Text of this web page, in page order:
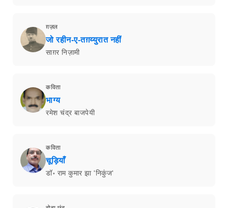
ग़ज़ल
जो रहीन-ए-तग़य्युरात नहीं
साग़र निज़ामी
कविता
भाग्य
रमेश चंद्र बाजपेयी
कविता
चूड़ियाँ
डॉ॰ राम कुमार झा 'निकुंज'